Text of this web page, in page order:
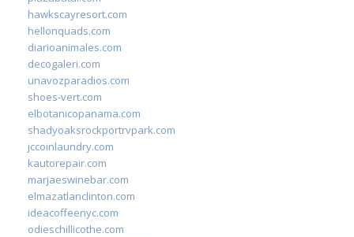
hawkscayresort.com
hellonquads.com
diarioanimales.com
decogaleri.com
unavozparadios.com
shoes-vert.com
elbotanicopanama.com
shadyoaksrockportrvpark.com
jccoinlaundry.com
kautorepair.com
marjaeswinebar.com
elmazatlanclinton.com
ideacoffeenyc.com
odieschillicothe.com